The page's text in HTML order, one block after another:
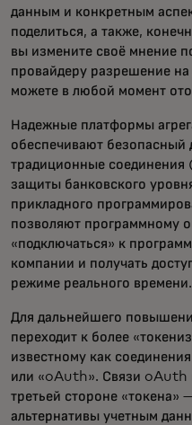
данным и конкретным
поделиться, а также,
вы измените своё мнение
провайдеру разрешение
можете в любой момент
Надежные платформы
обеспечивают
традиционные соединения
защиты банковского
прикладного
позволяют программному
«подключаться» к
компании и получать
режиме реального времени.
Для дальнейшего
переходит к более
известному как
или «oAuth». Связи oAuth
третьей стороне «токена»
альтернативы учетным